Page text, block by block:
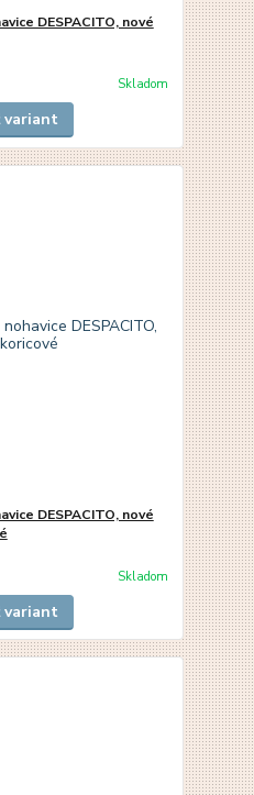
DESPACITO, nové
Skladom
variant
DESPACITO, nové
Skladom
variant